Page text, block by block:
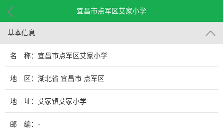
宜昌市点军区艾家小学
基本信息
名 称：宜昌市点军区艾家小学
地 区：湖北省 宜昌市 点军区
地 址：艾家镇艾家小学
邮 编：-